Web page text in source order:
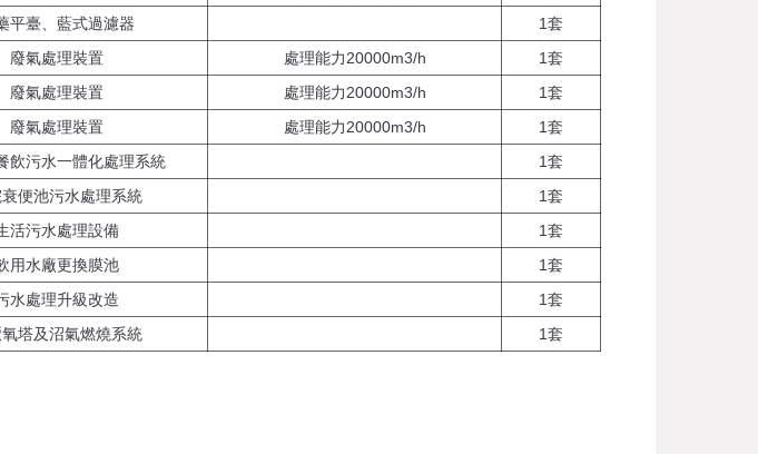
平臺、藍式過濾器
1套
廢氣處理裝置 處理能力20000m3/h
1套
廢氣處理裝置 處理能力20000m3/h
1套
廢氣處理裝置 處理能力20000m3/h
1套
飲污水一體化處理系統
1套
便池污水處理系統
1套
活污水處理設備
1套
用水廠更換膜池
1套
水處理升級改造
1套
塔及沼氣燃燒系統 1套